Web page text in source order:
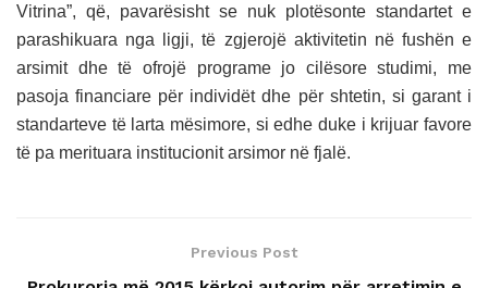
Vitrina”, që, pavarësisht se nuk plotësonte standartet e
parashikuara nga ligji, të zgjerojë aktivitetin në fushën e
arsimit dhe të ofrojë programe jo cilësore studimi, me
pasoja financiare për individët dhe për shtetin, si garant i
standarteve të larta mësimore, si edhe duke i krijuar favore
të pa merituara institucionit arsimor në fjalë.
Previous Post